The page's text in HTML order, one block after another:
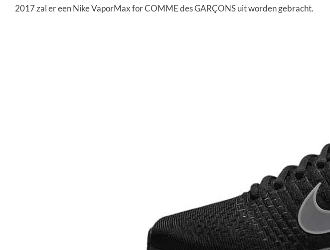
2017 zal er een Nike VaporMax for COMME des GARÇONS uit worden gebracht.